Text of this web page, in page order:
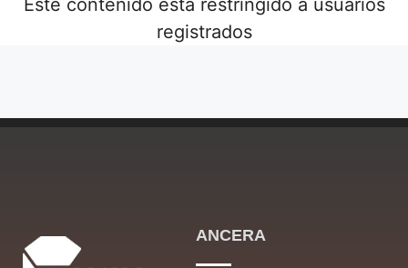
Este contenido está restringido a usuarios
registrados
ANCERA